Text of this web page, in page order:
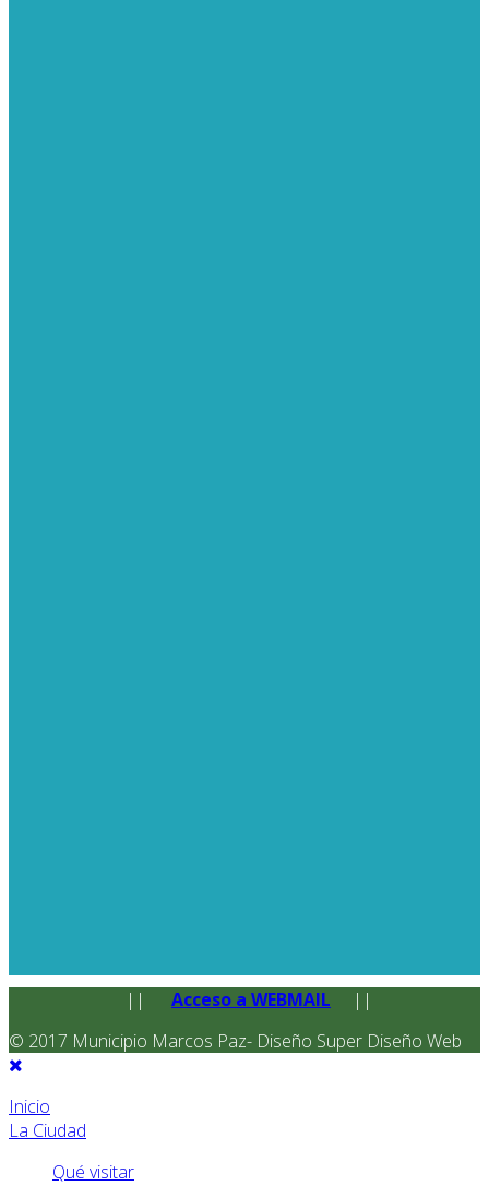
|| Acceso a WEBMAIL
||
© 2017 Municipio Marcos Paz- Diseño Super Diseño Web
Inicio
La Ciudad
Qué visitar